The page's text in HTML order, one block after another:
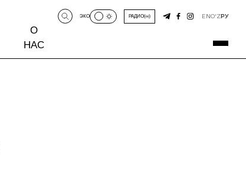
О
НАС
ЭКО РАДИО ENO‘ZРУ